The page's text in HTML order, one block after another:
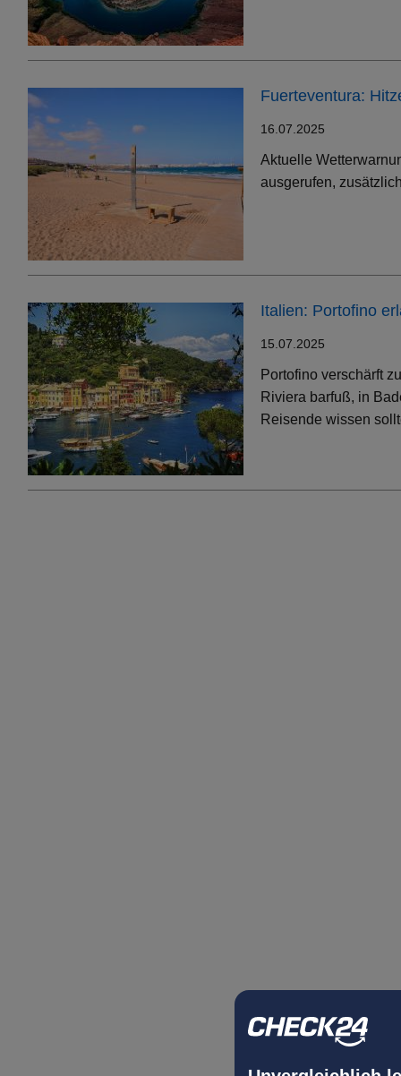
Fuerteventura:
16.07.2025
Aktuelle
ausgerufen,
Italien: Portofino
15.07.2025
Portofino verschärft
Riviera barfuß, in
Reisende wissen